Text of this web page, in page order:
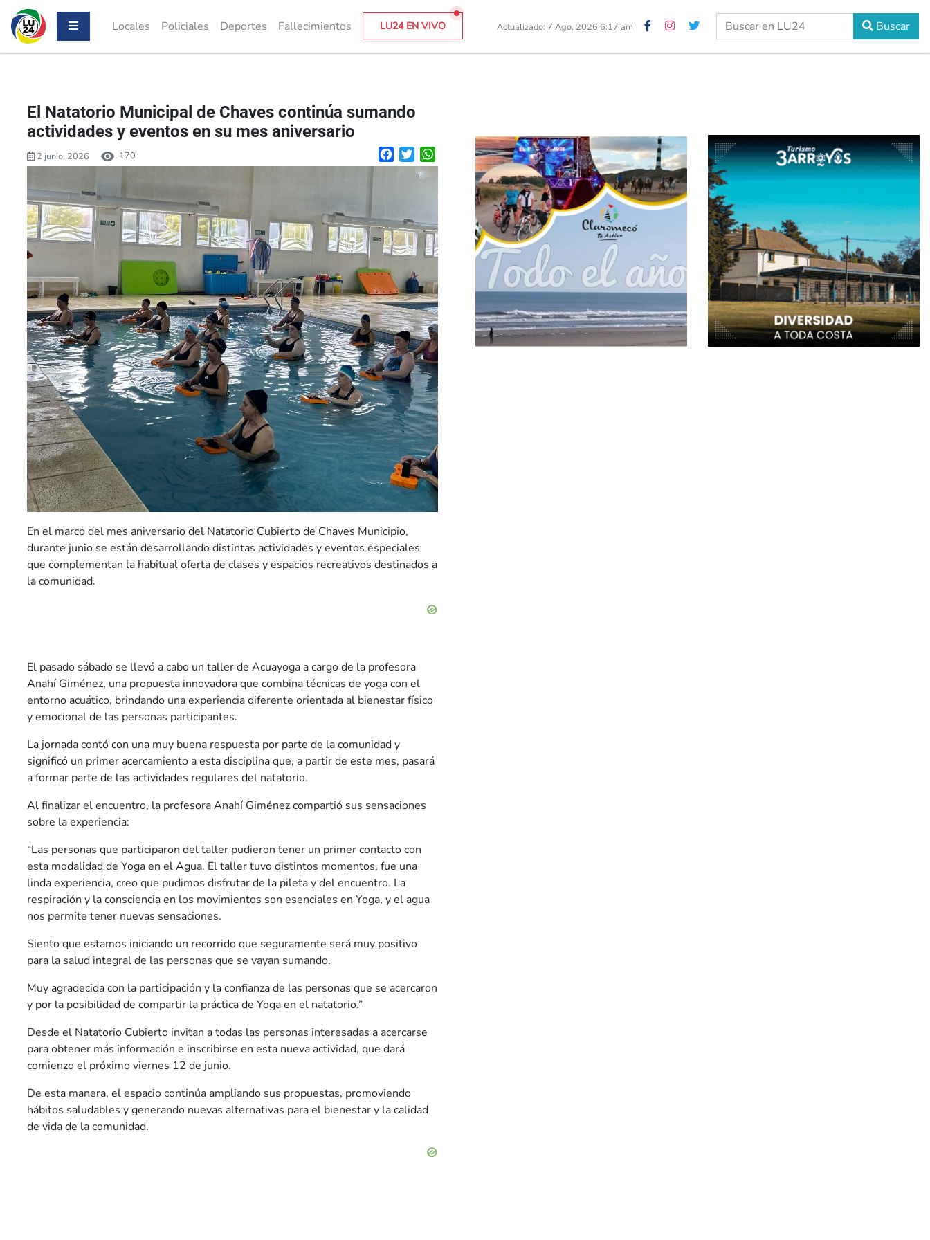
Locales Policiales Deportes Fallecimientos LU24 EN VIVO Actualizado: 7 Ago, 2026 6:17 am Buscar
El Natatorio Municipal de Chaves continúa sumando
actividades y eventos en su mes aniversario
2 junio, 2026 170 FacebookTwitterWhatsApp
En el marco del mes aniversario del Natatorio Cubierto de Chaves Municipio,
durante junio se están desarrollando distintas actividades y eventos especiales
que complementan la habitual oferta de clases y espacios recreativos destinados a
la comunidad.
El pasado sábado se llevó a cabo un taller de Acuayoga a cargo de la profesora
Anahí Giménez, una propuesta innovadora que combina técnicas de yoga con el
entorno acuático, brindando una experiencia diferente orientada al bienestar físico
y emocional de las personas participantes.
La jornada contó con una muy buena respuesta por parte de la comunidad y
significó un primer acercamiento a esta disciplina que, a partir de este mes, pasará
a formar parte de las actividades regulares del natatorio.
Al finalizar el encuentro, la profesora Anahí Giménez compartió sus sensaciones
sobre la experiencia:
“Las personas que participaron del taller pudieron tener un primer contacto con
esta modalidad de Yoga en el Agua. El taller tuvo distintos momentos, fue una
linda experiencia, creo que pudimos disfrutar de la pileta y del encuentro. La
respiración y la consciencia en los movimientos son esenciales en Yoga, y el agua
nos permite tener nuevas sensaciones.
Siento que estamos iniciando un recorrido que seguramente será muy positivo
para la salud integral de las personas que se vayan sumando.
Muy agradecida con la participación y la confianza de las personas que se acercaron
y por la posibilidad de compartir la práctica de Yoga en el natatorio.”
Desde el Natatorio Cubierto invitan a todas las personas interesadas a acercarse
para obtener más información e inscribirse en esta nueva actividad, que dará
comienzo el próximo viernes 12 de junio.
De esta manera, el espacio continúa ampliando sus propuestas, promoviendo
hábitos saludables y generando nuevas alternativas para el bienestar y la calidad
de vida de la comunidad.